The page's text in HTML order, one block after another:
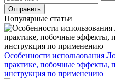
Популярные статьи
Особенности использования
практике, побочные эффекты,
инструкция по применению